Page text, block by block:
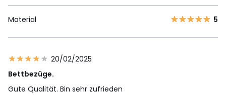
Material 5
20/02/2025
Bettbezüge.
Gute Qualität. Bin sehr zufrieden